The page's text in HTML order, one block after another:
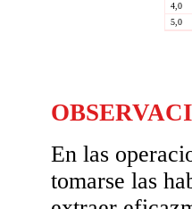
4,0
5,0
En las
tomarse las